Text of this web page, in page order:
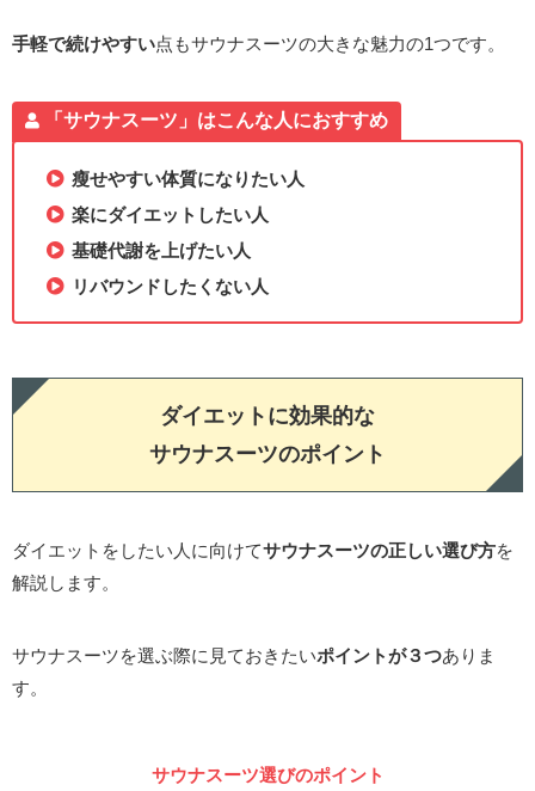
手軽で続けやすい点もサウナスーツの大きな魅力の1つです。
「サウナスーツ」はこんな人におすすめ
瘦せやすい体質になりたい人
楽にダイエットしたい人
基礎代謝を上げたい人
リバウンドしたくない人
ダイエットに効果的な
サウナスーツのポイント
ダイエットをしたい人に向けてサウナスーツの正しい選び方を
解説します。
サウナスーツを選ぶ際に見ておきたいポイントが３つありま
す。
サウナスーツ選びのポイント